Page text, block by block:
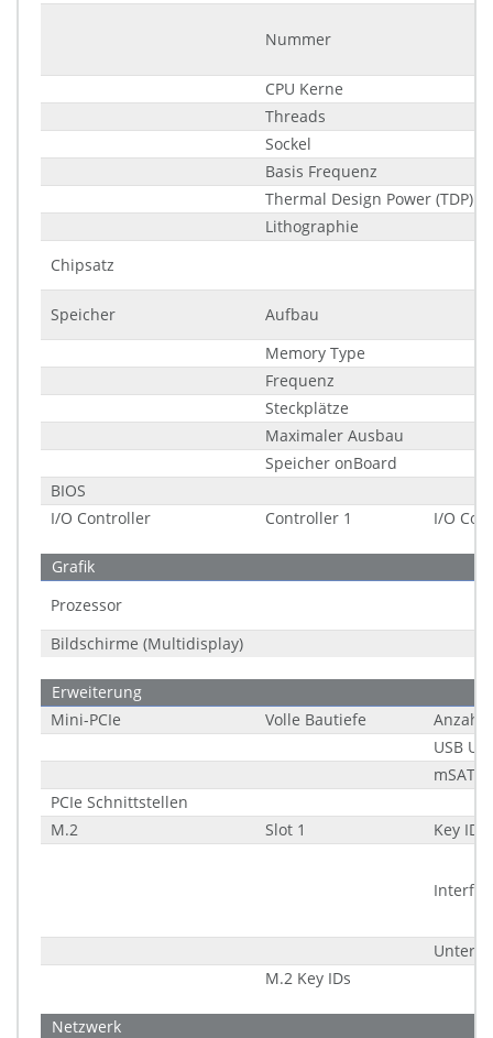
Nummer
CPU Kerne
Threads
Sockel
Basis Frequenz
Thermal Design Power (TDP)
Lithographie
Chipsatz
Speicher
Aufbau
Memory Type
Frequenz
Steckplätze
Maximaler Ausbau
Speicher onBoard
BIOS
I/O Controller
Controller 1 I/O
Grafik
Prozessor
Bildschirme (Multidisplay)
Erweiterung
Mini-PCIe
Volle Bautiefe
Anzahl
USB
PCIe Schnittstellen
M.2
Slot 1 Key ID
M.2 Key IDs
Netzwerk